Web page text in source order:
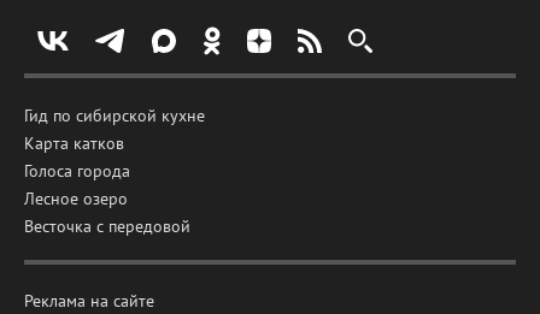
Гид по сибирской кухне
Карта катков
Голоса города
Лесное озеро
Весточка с передовой
Реклама на сайте